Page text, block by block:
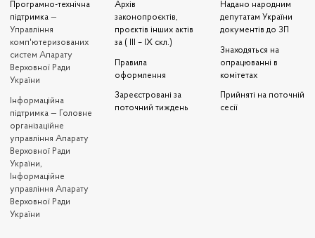
Програмно-технічна
підтримка —
Управління
комп'ютеризованих
систем Апарату
Верховної Ради
України
Iнформаційна
підтримка — Головне
організаційне
управління Апарату
Верховної Ради
України,
Інформаційне
управління Апарату
Верховної Ради
України
Архів
законопроєктів,
проєктів інших актів
за ( III – IX скл.)
Правила
оформлення
Зареєстровані за
поточний тиждень
Надано народним
депутатам України
документів до ЗП
Знаходяться на
опрацюванні в
комітетах
Прийняті на поточній
сесії